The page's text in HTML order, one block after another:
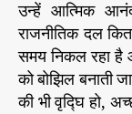
उन्हें आत्मिक
राजनीतिक दल
समय निकल रहा है
को बोझिल बनाती
की भी वृद्घि हो,